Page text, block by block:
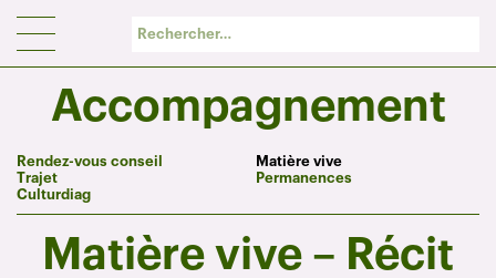
Accompagnement
Rendez-vous conseil
Trajet
Culturdiag
Matière vive
Permanences
Matière vive – Récit